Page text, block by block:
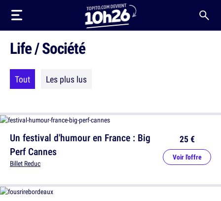
Life / Société
Tout Les plus lus
Un festival d'humour en France : Big
Perf Cannes
Billet Reduc
25 €
Voir l'offre